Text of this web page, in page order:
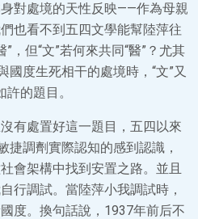
對處境的天性反映——作為母親
也看不到五四文學能幫陸萍往
，但“文”若何來共同“醫”？尤其
國度生死相干的處境時，“文”又
的題目。
有處置好這一題目，五四以來
捷調劑實際認知的感到認識，
會架構中找到安置之路。並且
行調試。當陸萍小我調試時，
度。換句話說，1937年前后不